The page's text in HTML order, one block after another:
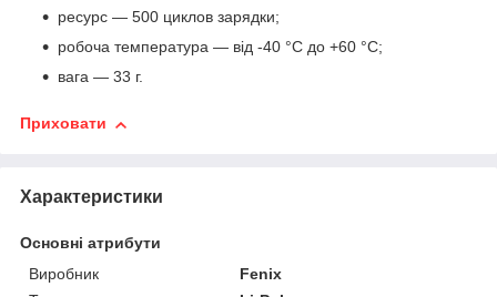
ресурс — 500 циклов зарядки;
робоча температура — від -40 °C до +60 °C;
вага — 33 г.
Приховати
Характеристики
Основні атрибути
Виробник
Fenix